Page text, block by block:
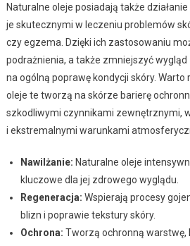
Naturalne oleje posiadają także działanie
je skutecznymi w leczeniu problemów
czy egzema. Dzięki ich zastosowaniu
podrażnienia, a także zmniejszyć wygląd
na ogólną poprawę kondycji skóry. Warto
oleje te tworzą na skórze barierę
szkodliwymi czynnikami zewnętrznymi,
i ekstremalnymi warunkami
Nawilżanie: Naturalne oleje
kluczowe dla jej zdrowego wyglądu.
Regeneracja: Wspierają procesy
blizn i poprawie tekstury skóry.
Ochrona: Tworzą ochronną warstwę,